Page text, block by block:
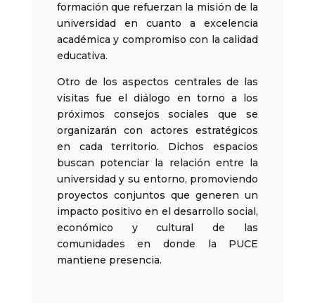
formación que refuerzan la misión de la
universidad en cuanto a excelencia
académica y compromiso con la calidad
educativa.
Otro de los aspectos centrales de las
visitas fue el diálogo en torno a los
próximos consejos sociales que se
organizarán con actores estratégicos
en cada territorio. Dichos espacios
buscan potenciar la relación entre la
universidad y su entorno, promoviendo
proyectos conjuntos que generen un
impacto positivo en el desarrollo social,
económico y cultural de las
comunidades en donde la PUCE
mantiene presencia.